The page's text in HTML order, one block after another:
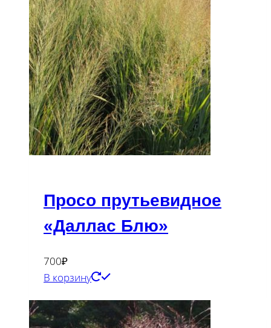
Просо прутьевидное
«Даллас Блю»
700₽
В корзину